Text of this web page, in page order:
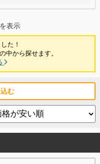
表示
た！
中から探せます。
む